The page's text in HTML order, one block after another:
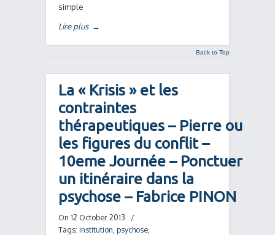
simple
Lire plus →
Back to Top
La « Krisis » et les
contraintes
thérapeutiques – Pierre ou
les figures du conflit –
10eme Journée – Ponctuer
un itinéraire dans la
psychose – Fabrice PINON
On 12 October 2013
/
Tags: institution psychose